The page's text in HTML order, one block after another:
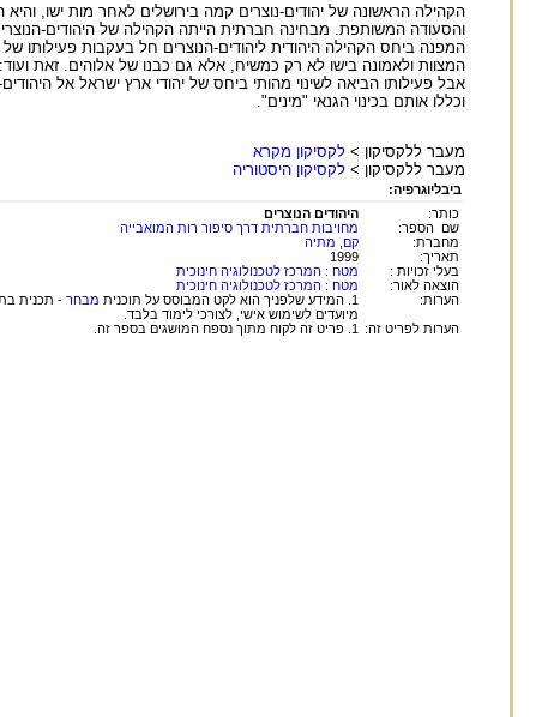
הקהילה הראשונה של יהודים-נוצרים קמה בירושלים לאחר מות ישו,
והסעודה המשותפת. מבחינה חברתית הייתה הקהילה של היהודים-
המפנה ביחס הקהילה היהודית ליהודים-הנוצרים חל בעקבות
המצוות ולאמונה בישו לא רק כמשיח, אלא גם כבנו של אלוהים. זאת
וכללו אותם בכינוי הגנאי "מינים".
מעבר ללקסיקון > לקסיקון מקרא
מעבר ללקסיקון > לקסיקון היסטוריה
ביבליוגרפיה:
כותר:
היהודים הנוצרים
שם הספר:
מחויבות חברתית דרך סיפור רות המואבייה
מחברת:
קם, מתיה
תאריך:
1999
בעלי זכויות :
מטח : המרכז לטכנולוגיה חינוכית
הוצאה לאור:
מטח : המרכז לטכנולוגיה חינוכית
הערות:
1. המידע שלפניך הוא לקט המבוסס על תוכנית מבחר - תכנית
מיועדים לשימוש אישי, לצורכי לימוד בלבד.
הערות לפריט זה:
1. פריט זה לקוח מתוך נספח המושגים בספר זה.